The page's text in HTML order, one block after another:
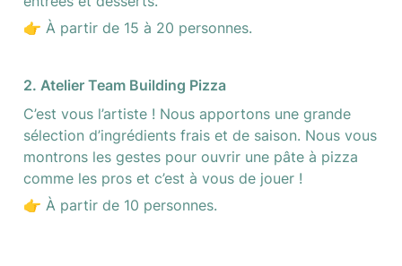
👉 À partir de 15 à 20 personnes.
2. Atelier Team Building Pizza
C’est vous l’artiste ! Nous apportons une grande
sélection d’ingrédients frais et de saison. Nous vous
montrons les gestes pour ouvrir une pâte à pizza
comme les pros et c’est à vous de jouer !
👉 À partir de 10 personnes.